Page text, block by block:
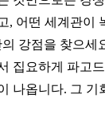
, 어떤 세계관이
강점을 찾으세
집요하게 파고
나옵니다. 그 기